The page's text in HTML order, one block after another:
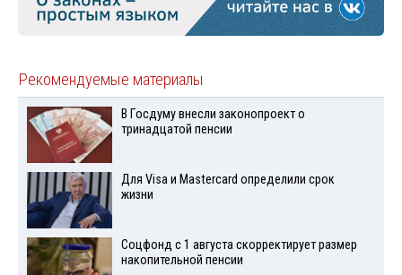
Рекомендуемые материалы
В Госдуму внесли законопроект о
тринадцатой пенсии
Для Visа и Mastercard определили срок
жизни
Соцфонд с 1 августа скорректирует размер
накопительной пенсии